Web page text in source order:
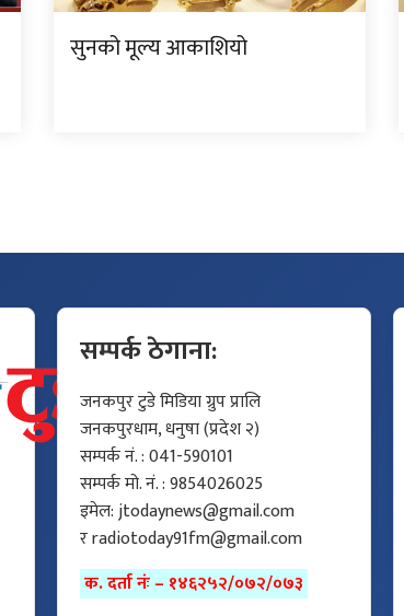
सुनको मूल्य आकाशियो
सम्पर्क ठेगाना:
जनकपुर टुडे मिडिया ग्रुप प्रालि
जनकपुरधाम, धनुषा (प्रदेश २)
सम्पर्क नं. : 041-590101
सम्पर्क मो. नं. : 9854026025
इमेल:jtodaynews@gmail.com
रradiotoday91fm@gmail.com
क. दर्ता नंः – १४६२५२/०७२/०७३